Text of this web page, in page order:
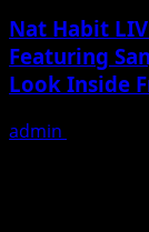
Nat Habit
Featuring
Look Inside
admin